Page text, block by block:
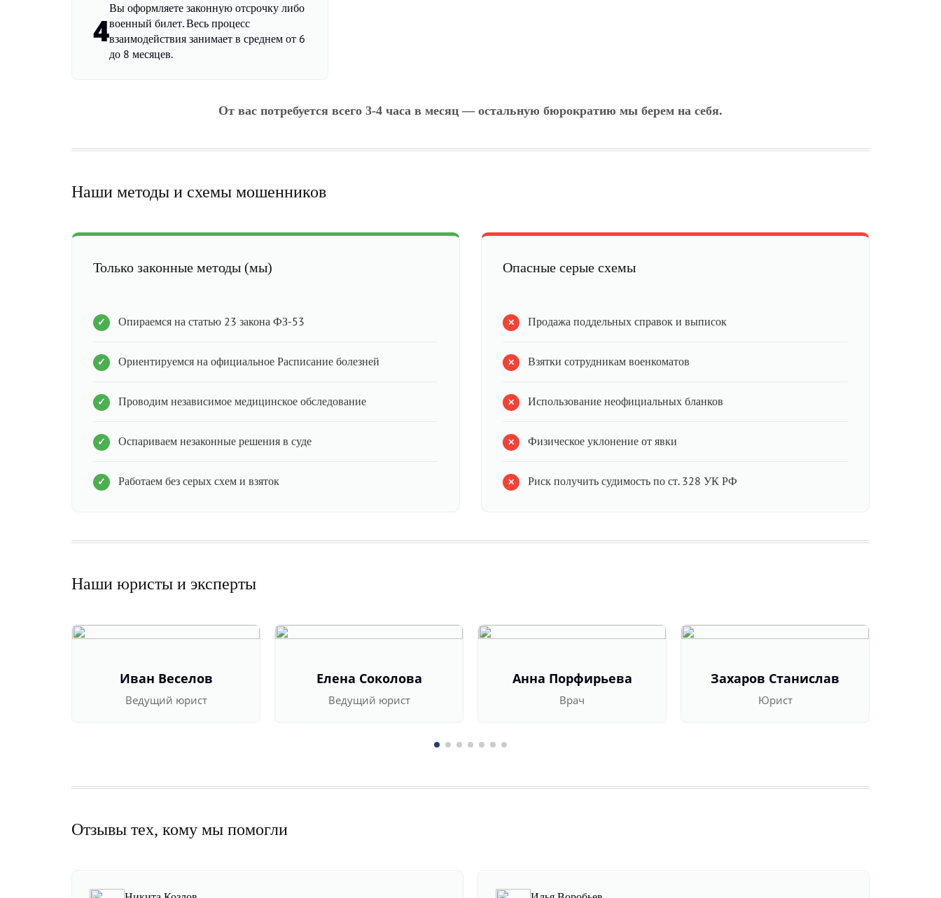
4
Вы оформляете законную отсрочку либо
военный билет. Весь процесс
взаимодействия занимает в среднем от 6
до 8 месяцев.
От вас потребуется всего 3-4 часа в месяц — остальную бюрократию мы берем на себя.
Наши методы и схемы мошенников
Только законные методы (мы)
Опираемся на статью 23 закона ФЗ-53
Ориентируемся на официальное Расписание болезней
Проводим независимое медицинское обследование
Оспариваем незаконные решения в суде
Работаем без серых схем и взяток
Опасные серые схемы
Продажа поддельных справок и выписок
Взятки сотрудникам военкоматов
Использование неофициальных бланков
Физическое уклонение от явки
Риск получить судимость по ст. 328 УК РФ
Наши юристы и эксперты
Иван Веселов
Ведущий юрист
Елена Соколова
Ведущий юрист
Анна Порфирьева
Врач
Захаров Станислав
Юрист
Отзывы тех, кому мы помогли